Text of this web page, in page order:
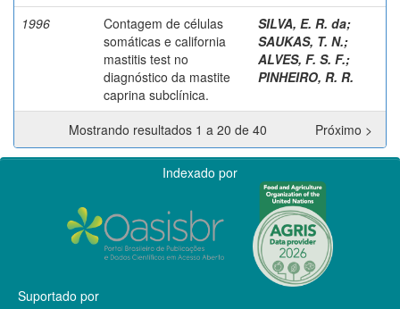
1996
Contagem de células
somáticas e california
mastitis test no
diagnóstico da mastite
caprina subclínica.
SILVA, E. R. da;
SAUKAS, T. N.;
ALVES, F. S. F.;
PINHEIRO, R. R.
Mostrando resultados 1 a 20 de 40 Próximo >
Indexado por
Suportado por